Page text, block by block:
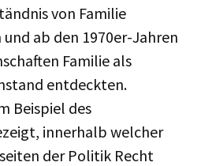
von Familie
ab den 1970er-Jahren
Familie als
entdeckten.
Beispiel des
innerhalb welcher
der Politik Recht